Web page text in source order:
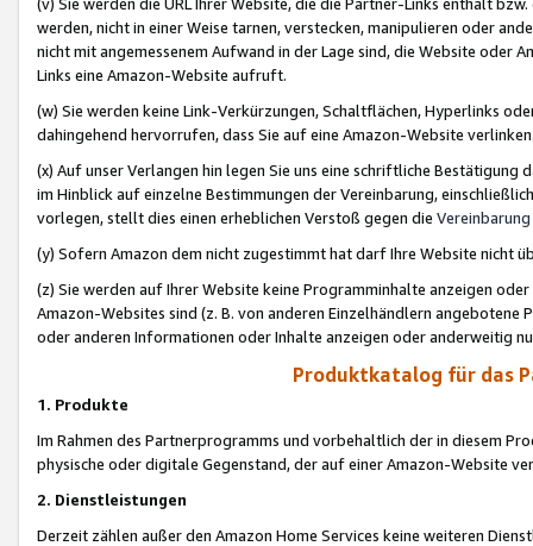
werden, nicht in einer Weise tarnen, verstecken, manipulieren oder
nicht mit angemessenem Aufwand in der Lage sind, die Website oder
Links eine Amazon-Website aufruft.
(w) Sie werden keine Link-Verkürzungen, Schaltflächen, Hyperlinks
dahingehend hervorrufen, dass Sie auf eine Amazon-Website
(x) Auf unser Verlangen hin legen Sie uns eine schriftliche
im Hinblick auf einzelne Bestimmungen der Vereinbarung,
vorlegen, stellt dies einen erheblichen Verstoß gegen die Vereinbarung
(y) Sofern Amazon dem nicht zugestimmt hat darf Ihre Website nicht
(z) Sie werden auf Ihrer Website keine Programminhalte anzeigen
Amazon-Websites sind (z. B. von anderen Einzelhändlern
oder anderen Informationen oder Inhalte anzeigen oder anderweitig
Produktkatalog für das
1. Produkte
Im Rahmen des Partnerprogramms und vorbehaltlich der in diesem
physische oder digitale Gegenstand, der auf einer Amazon-Website
2. Dienstleistungen
Derzeit zählen außer den Amazon Home Services keine weiteren